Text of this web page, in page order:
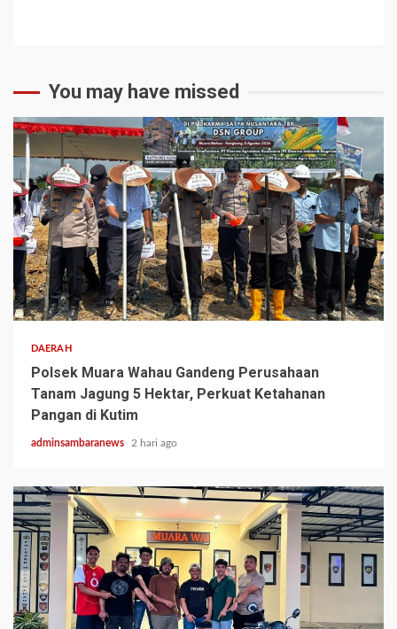
You may have missed
2 min read
DAERAH
Polsek Muara Wahau Gandeng Perusahaan
Tanam Jagung 5 Hektar, Perkuat Ketahanan
Pangan di Kutim
adminsambaranews 2 hari ago